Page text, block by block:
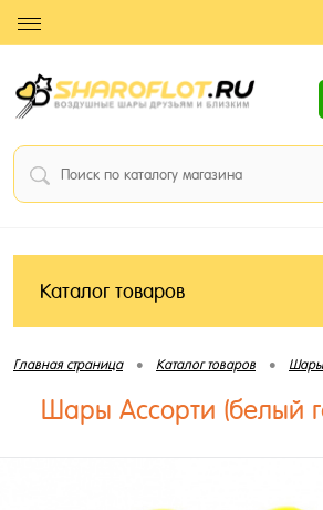
Каталог товаров
Главная страница • Каталог товаров • Шары
Шары Ассорти (белый